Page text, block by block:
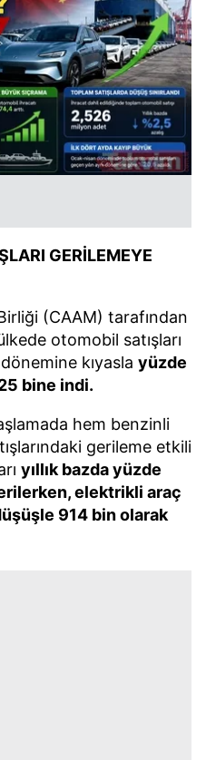
GERİLEMEYE
(CAAM) tarafından
otomobil satışları
kıyasla yüzde
bine indi.
hem benzinli
gerileme etkili
yıllık bazda yüzde
elektrikli araç
914 bin olarak